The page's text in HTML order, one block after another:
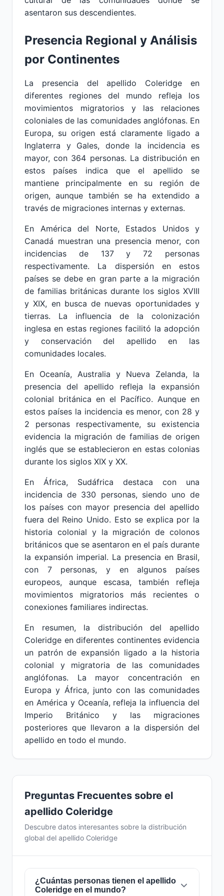
asentaron sus descendientes.
Presencia Regional y Análisis
por Continentes
La presencia del apellido Coleridge en
diferentes regiones del mundo refleja los
movimientos migratorios y las relaciones
coloniales de las comunidades anglófonas. En
Europa, su origen está claramente ligado a
Inglaterra y Gales, donde la incidencia es
mayor, con 364 personas. La distribución en
estos países indica que el apellido se
mantiene principalmente en su región de
origen, aunque también se ha extendido a
través de migraciones internas y externas.
En América del Norte, Estados Unidos y
Canadá muestran una presencia menor, con
incidencias de 137 y 72 personas
respectivamente. La dispersión en estos
países se debe en gran parte a la migración
de familias británicas durante los siglos XVIII
y XIX, en busca de nuevas oportunidades y
tierras. La influencia de la colonización
inglesa en estas regiones facilitó la adopción
y conservación del apellido en las
comunidades locales.
En Oceanía, Australia y Nueva Zelanda, la
presencia del apellido refleja la expansión
colonial británica en el Pacífico. Aunque en
estos países la incidencia es menor, con 28 y
2 personas respectivamente, su existencia
evidencia la migración de familias de origen
inglés que se establecieron en estas colonias
durante los siglos XIX y XX.
En África, Sudáfrica destaca con una
incidencia de 330 personas, siendo uno de
los países con mayor presencia del apellido
fuera del Reino Unido. Esto se explica por la
historia colonial y la migración de colonos
británicos que se asentaron en el país durante
la expansión imperial. La presencia en Brasil,
con 7 personas, y en algunos países
europeos, aunque escasa, también refleja
movimientos migratorios más recientes o
conexiones familiares indirectas.
En resumen, la distribución del apellido
Coleridge en diferentes continentes evidencia
un patrón de expansión ligado a la historia
colonial y migratoria de las comunidades
anglófonas. La mayor concentración en
Europa y África, junto con las comunidades
en América y Oceanía, refleja la influencia del
Imperio Británico y las migraciones
posteriores que llevaron a la dispersión del
apellido en todo el mundo.
Preguntas Frecuentes sobre el
apellido Coleridge
Descubre datos interesantes sobre la distribución
global del apellido Coleridge
¿Cuántas personas tienen el apellido
Coleridge en el mundo?